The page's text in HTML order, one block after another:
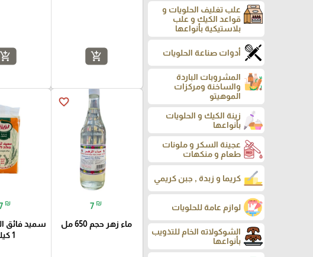
علب تغليف الحلويات و
قواعد الكيك و علب
بلاستيكية بأنواعها
أدوات صناعة الحلويات
المشروبات الباردة
والساخنة ومركزات
الموهيتو
زينة الكيك و الحلويات
بأنواعها
عجينة السكر و ملونات
طعام و منكهات
كريما و زبدة , جبن كريمي
لوازم عامة للحلويات
الشوكولاته الخام للتذويب
بأنواعها
add_shopping_cart
add_shopping_cart
favorite_border
7 ₪
ماء زهر حجم 650 مل
₪
سميد فائق
1 كيلو